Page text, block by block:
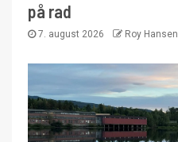
på rad
7. august 2026 Roy Hansen